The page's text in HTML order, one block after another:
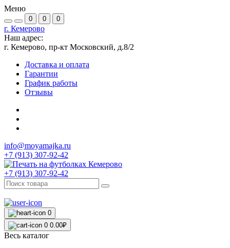
Меню
0 0 0
г. Кемерово
Наш адрес:
г. Кемерово, пр-кт Московский, д.8/2
Доставка и оплата
Гарантии
График работы
Отзывы
info@moyamajka.ru
+7 (913) 307-92-42
+7 (913) 307-92-42
0
0 0.00₽
Весь каталог